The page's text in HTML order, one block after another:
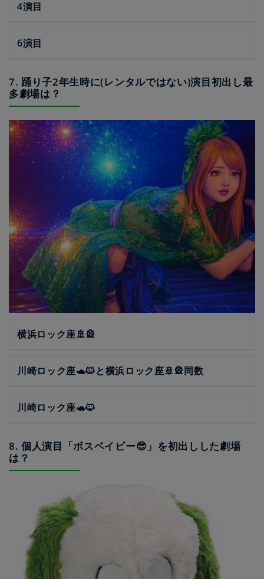
4演目
6演目
7. 踊り子2年生時に(レンタルではない)演目初出し最
多劇場は？
横浜ロック座🚢🎡
川崎ロック座🐢🐱と横浜ロック座🚢🎡同数
川崎ロック座🐢🐱
8. 個人演目「ボスベイビー😎」を初出しした劇場
は？